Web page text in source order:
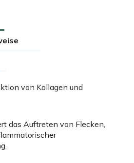
von Kollagen und
das Auftreten von Flecken,